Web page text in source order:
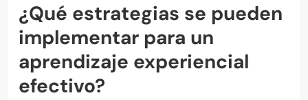
¿Qué estrategias se pueden
implementar para un
aprendizaje experiencial
efectivo?